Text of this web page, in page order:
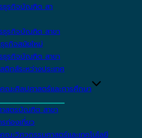
ธุรกิจบัณฑิต สา
ธุรกิจบัณฑิต สาขา
รกิจสมัยใหม่
ธุรกิจบัณฑิต สาขา
ติกส์ระหว่างประเทศ
คณะศิลปศาสตร์และการศึกษา
สตรบัณฑิต สาขา
ท่องเที่ยว
คณะวิศวกรรมศาสตร์และเทคโนโลยี